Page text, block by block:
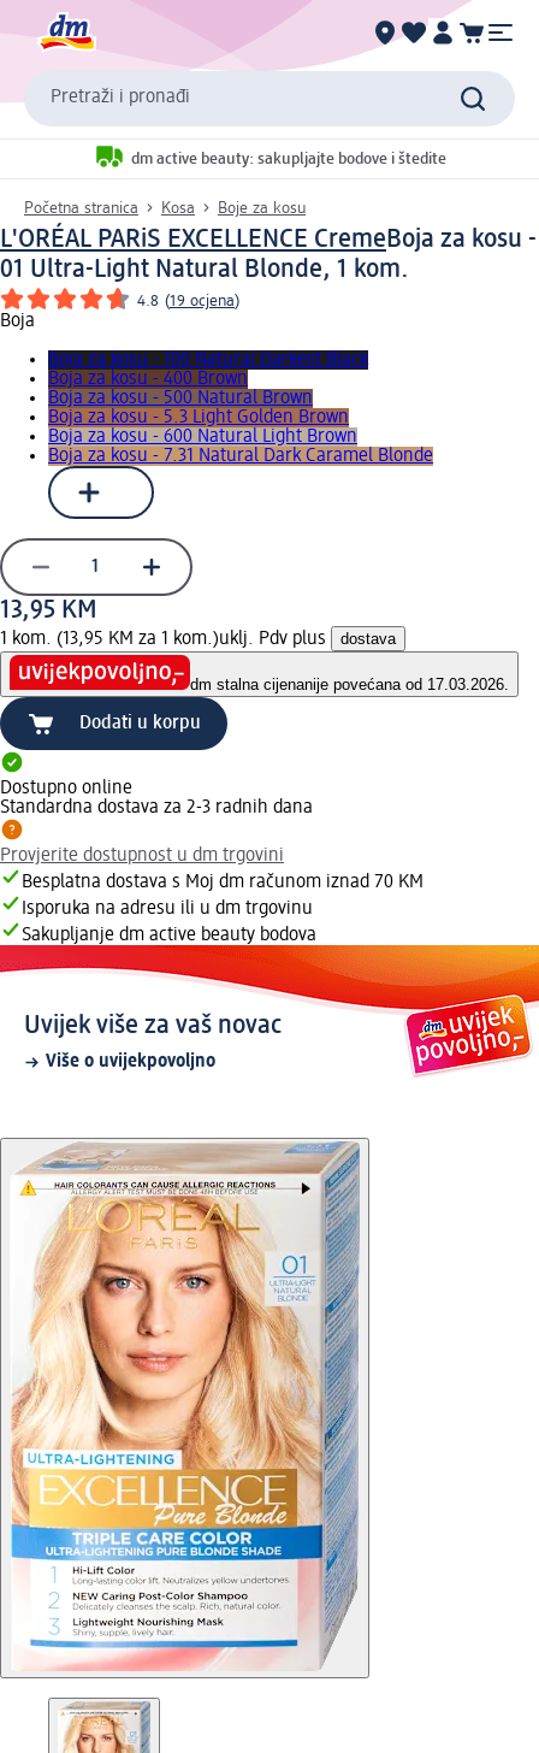
Pretraži i pronađi
dm active beauty: sakupljajte bodove i štedite
Početna stranica Kosa Boje za kosu
L'ORÉAL PARiS EXCELLENCE CremeBoja za kosu -
01 Ultra-Light Natural Blonde, 1 kom.
4.8 (19 ocjena)
Boja
Boja za kosu - 100 Natural Darkest Black
Boja za kosu - 400 Brown
Boja za kosu - 500 Natural Brown
Boja za kosu - 5.3 Light Golden Brown
Boja za kosu - 600 Natural Light Brown
Boja za kosu - 7.31 Natural Dark Caramel Blonde
13,95 KM
1 kom. (13,95 KM za 1 kom.)uklj. Pdv plus dostava
dm stalna cijenanije povećana od 17.03.2026.
Dodati u korpu
Dostupno online
Standardna dostava za 2-3 radnih dana
Provjerite dostupnost u dm trgovini
Besplatna dostava s Moj dm računom iznad 70 KM
Isporuka na adresu ili u dm trgovinu
Sakupljanje dm active beauty bodova
Uvijek više za vaš novac
Više o uvijekpovoljno